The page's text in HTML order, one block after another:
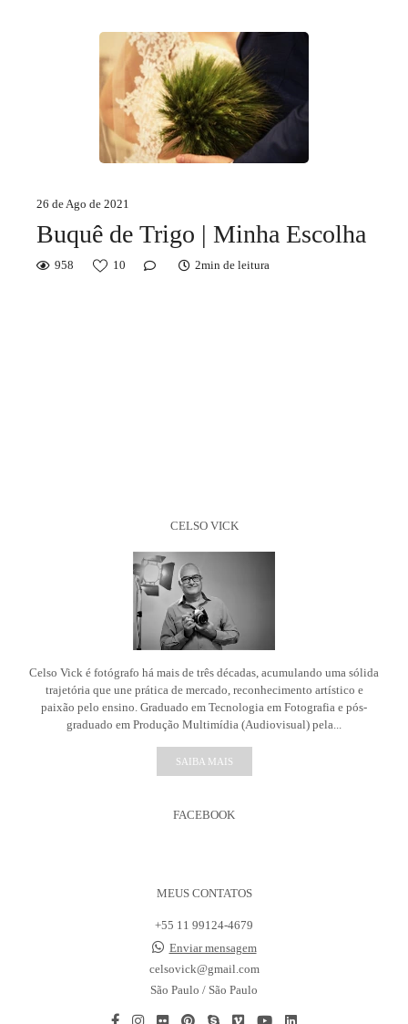
26 de Ago de 2021
Buquê de Trigo | Minha Escolha
958 10 2min de leitura
CELSO VICK
Celso Vick é fotógrafo há mais de três décadas, acumulando uma sólida
trajetória que une prática de mercado, reconhecimento artístico e
paixão pelo ensino. Graduado em Tecnologia em Fotografia e pós-
graduado em Produção Multimídia (Audiovisual) pela...
SAIBA MAIS
FACEBOOK
MEUS CONTATOS
+55 11 99124-4679
Enviar mensagem
celsovick@gmail.com
São Paulo / São Paulo